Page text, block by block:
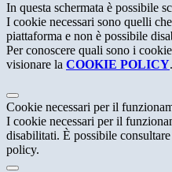
In questa schermata è possibile
I cookie necessari sono quelli
piattaforma e non è possibile
Per conoscere quali sono i
visionare la COOKIE POLICY.
Cookie necessari per il
I cookie necessari per il
disabilitati. È possibile
policy.